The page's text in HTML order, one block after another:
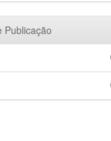
Publicação